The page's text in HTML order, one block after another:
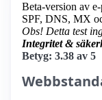
Beta-version av
SPF, DNS, MX
Obs! Detta test
Integritet &
Betyg: 3.38 av 5